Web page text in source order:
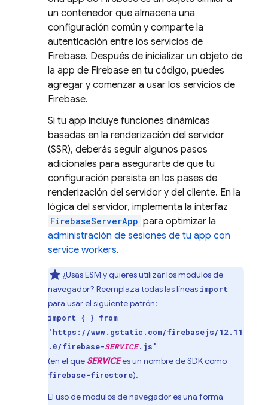
un contenedor que almacena una
configuración común y comparte la
autenticación entre los servicios de
Firebase. Después de inicializar un objeto de
la app de Firebase en tu código, puedes
agregar y comenzar a usar los servicios de
Firebase.
Si tu app incluye funciones dinámicas
basadas en la renderización del servidor
(SSR), deberás seguir algunos pasos
adicionales para asegurarte de que tu
configuración persista en los pases de
renderización del servidor y del cliente. En la
lógica del servidor, implementa la interfaz
FirebaseServerApp para optimizar la
administración de sesiones de tu app con
service workers.
¿Usas ESM y quieres utilizar los módulos de
navegador? Reemplaza todas las líneas import
para usar el siguiente patrón:
import { } from
'https://www.gstatic.com/firebasejs/12.11
.0/firebase-SERVICE.js'
(en el que SERVICEes un nombre de SDK como
firebase-firestore).
El uso de módulos de navegador es una forma